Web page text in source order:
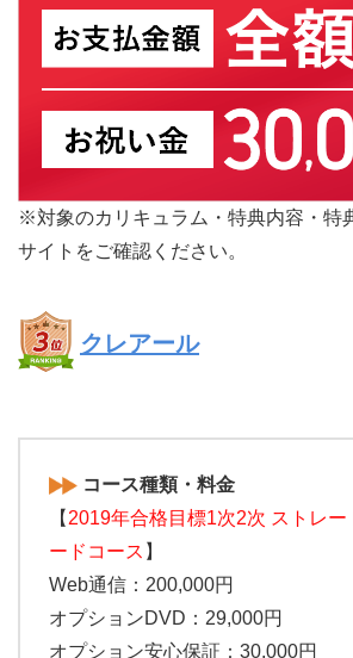
※対象のカリキュラム・特典内容・特
サイトをご確認ください。
クレアール
コース種類・料金
【 2019年合格目標1次2次 ストレ
ードコース 】
Web通信：200,000円
オプションDVD：29,000円
オプション安心保証：30,000円